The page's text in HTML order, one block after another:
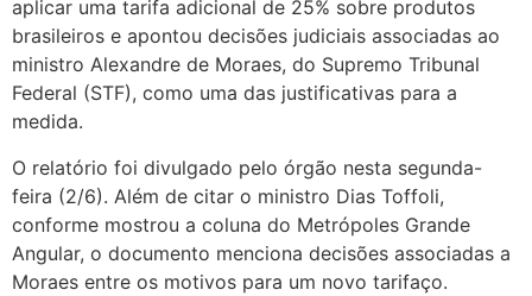
aplicar uma tarifa adicional de 25% sobre produtos
brasileiros e apontou decisões judiciais associadas ao
ministro Alexandre de Moraes, do Supremo Tribunal
Federal (STF), como uma das justificativas para a
medida.
O relatório foi divulgado pelo órgão nesta segunda-
feira (2/6). Além de citar o ministro Dias Toffoli,
conforme mostrou a coluna do Metrópoles Grande
Angular, o documento menciona decisões associadas a
Moraes entre os motivos para um novo tarifaço.